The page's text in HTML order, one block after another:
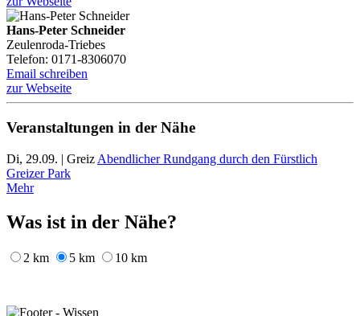
Hans-Peter Schneider
Zeulenroda-Triebes
Telefon: 0171-8306070
Email schreiben
zur Webseite
Veranstaltungen in der Nähe
Di, 29.09. | Greiz Abendlicher Rundgang durch den Fürstlich
Greizer Park
Mehr
Was ist in der Nähe?
2 km 5 km 10 km